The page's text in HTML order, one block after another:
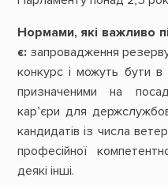
Нормами, які важливо
є: запровадження
конкурс і можуть бути
призначеними на
кар’єри для
кандидатів із числа
професійної
деякі інші.